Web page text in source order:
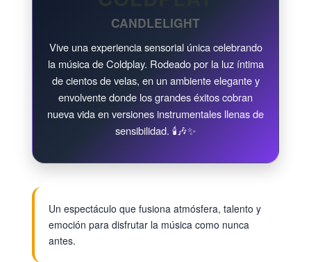
CANDLELIGHT
Vive una experiencia sensorial única celebrando
la música de Coldplay. Rodeado por la luz íntima
de cientos de velas, en un ambiente elegante y
envolvente donde los grandes éxitos cobran
nueva vida en versiones instrumentales llenas de
sensibilidad. 🕯️🎶✨
Un espectáculo que fusiona atmósfera, talento y
emoción para disfrutar la música como nunca
antes.